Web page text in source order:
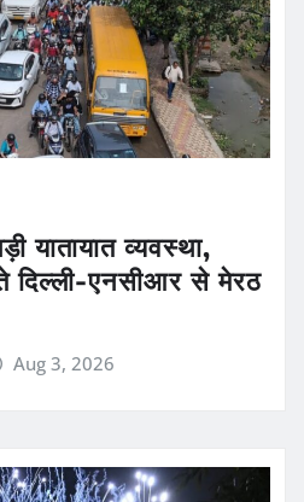
यातायात व्यवस्था,
दिल्ली-एनसीआर से मेरठ
Aug 3, 2026